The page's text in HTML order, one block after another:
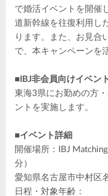
で婚活イベントを開催
道新幹線を往復利用し
ります。また、お見合
で、本キャンペーンを
■IBJ非会員向けイベント
東海3県にお勤めの方
ントを実施します。
■イベント詳細
開催場所：IBJ
分）
愛知県名古屋市中村区
日程・対象年齢：